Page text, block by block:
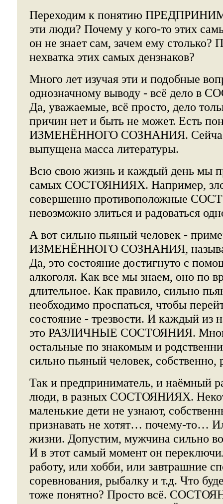
Переходим к понятию
эти люди? Почему у кого-то этих
он не знает сам, зачем ему столько?
нехватка этих самых дензнаков?
Много лет изучая эти и подобные
однозначному выводу - всё дело в
Да, уважаемые, всё просто, дело
причин нет и быть не может. Есть
ИЗМЕНЁННОГО СОЗНАНИЯ. Сейчас
выпущена масса литературы.
Всю свою жизнь и каждый день мы
самых СОСТОЯНИЯХ. Например,
совершенно противоположные
невозможно злиться и радоваться
А вот сильно пьяный человек -
ИЗМЕНЁННОГО СОЗНАНИЯ,
Да, это состояние достигнуто с
алкоголя. Как все мы знаем, оно по
длительное. Как правило, сильно
необходимо проспаться, чтобы
состояние - трезвости. И каждый из
это РАЗЛИЧНЫЕ СОСТОЯНИЯ.
остальные по знакомым и
сильно пьяный человек,
Так и предприниматель, и наёмный
люди, в разных СОСТОЯНИЯХ.
маленькие дети не узнают,
признавать не хотят… почему-то…
жизни. Допустим, мужчина сильно
И в этот самый момент он
работу, или хобби, или завтрашние
соревнования, рыбалку и т.д. Что
тоже понятно? Просто всё.